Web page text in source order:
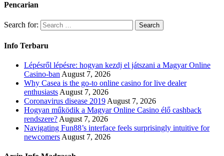
Pencarian
Search for:
Info Terbaru
Lépésről lépésre: hogyan kezdj el játszani a Magyar Online
Casino-ban August 7, 2026
Why Casea is the go-to online casino for live dealer
enthusiasts August 7, 2026
Coronavirus disease 2019 August 7, 2026
Hogyan működik a Magyar Online Casino élő cashback
rendszere? August 7, 2026
Navigating Fun88’s interface feels surprisingly intuitive for
newcomers August 7, 2026